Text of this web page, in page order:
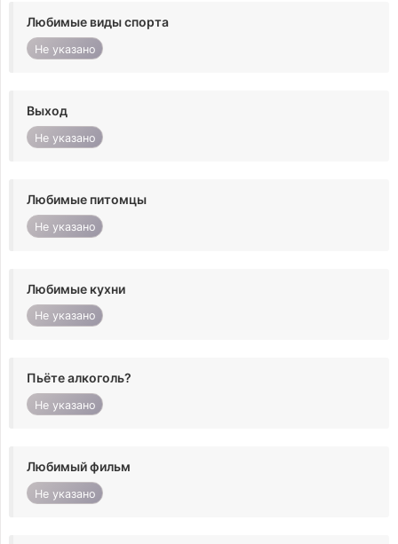
Любимые виды спорта
Не указано
Выход
Не указано
Любимые питомцы
Не указано
Любимые кухни
Не указано
Пьёте алкоголь?
Не указано
Любимый фильм
Не указано